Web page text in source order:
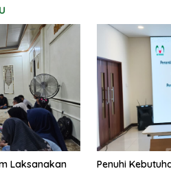
Laksanakan Penuhi